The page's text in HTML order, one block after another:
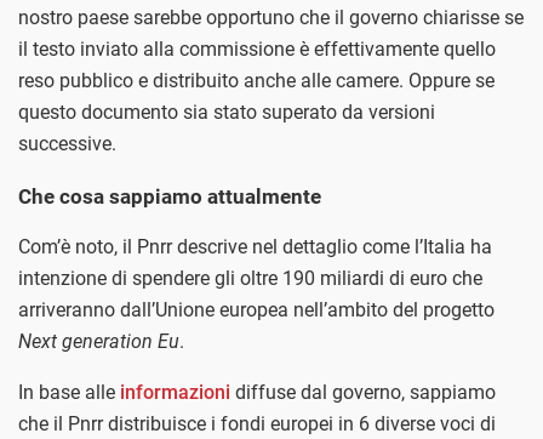
nostro paese sarebbe opportuno che il governo chiarisse se
il testo inviato alla commissione è effettivamente quello
reso pubblico e distribuito anche alle camere. Oppure se
questo documento sia stato superato da versioni
successive.
Che cosa sappiamo attualmente
Com’è noto, il Pnrr descrive nel dettaglio come l’Italia ha
intenzione di spendere gli oltre 190 miliardi di euro che
arriveranno dall’Unione europea nell’ambito del progetto
Next generation Eu.
In base alle informazioni diffuse dal governo, sappiamo
che il Pnrr distribuisce i fondi europei in 6 diverse voci di